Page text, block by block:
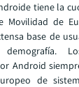
tiene la
Movilidad de
base de
Android
de